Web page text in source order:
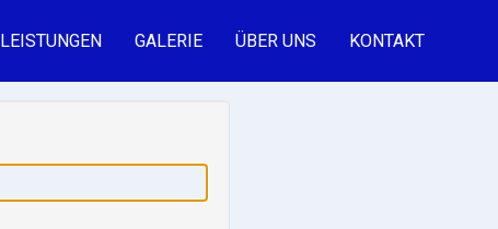
LEISTUNGEN GALERIE ÜBER UNS KONTAKT